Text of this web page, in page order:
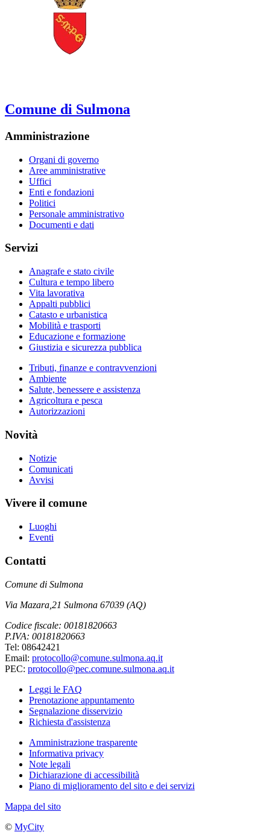
Comune di Sulmona
Amministrazione
Organi di governo
Aree amministrative
Uffici
Enti e fondazioni
Politici
Personale amministrativo
Documenti e dati
Servizi
Anagrafe e stato civile
Cultura e tempo libero
Vita lavorativa
Appalti pubblici
Catasto e urbanistica
Mobilità e trasporti
Educazione e formazione
Giustizia e sicurezza pubblica
Tributi, finanze e contravvenzioni
Ambiente
Salute, benessere e assistenza
Agricoltura e pesca
Autorizzazioni
Novità
Notizie
Comunicati
Avvisi
Vivere il comune
Luoghi
Eventi
Contatti
Comune di Sulmona
Via Mazara,21 Sulmona 67039 (AQ)
Codice fiscale: 00181820663
P.IVA: 00181820663
Tel: 08642421
Email: protocollo@comune.sulmona.aq.it
PEC: protocollo@pec.comune.sulmona.aq.it
Leggi le FAQ
Prenotazione appuntamento
Segnalazione disservizio
Richiesta d'assistenza
Amministrazione trasparente
Informativa privacy
Note legali
Dichiarazione di accessibilità
Piano di miglioramento del sito e dei servizi
Mappa del sito
© MyCity